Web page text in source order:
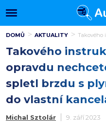
DOMŮ AKTUALITY Takového
Takového
opravdu
spletl brzdu s
do vlastní
Michal Sztolár 9. září 2023